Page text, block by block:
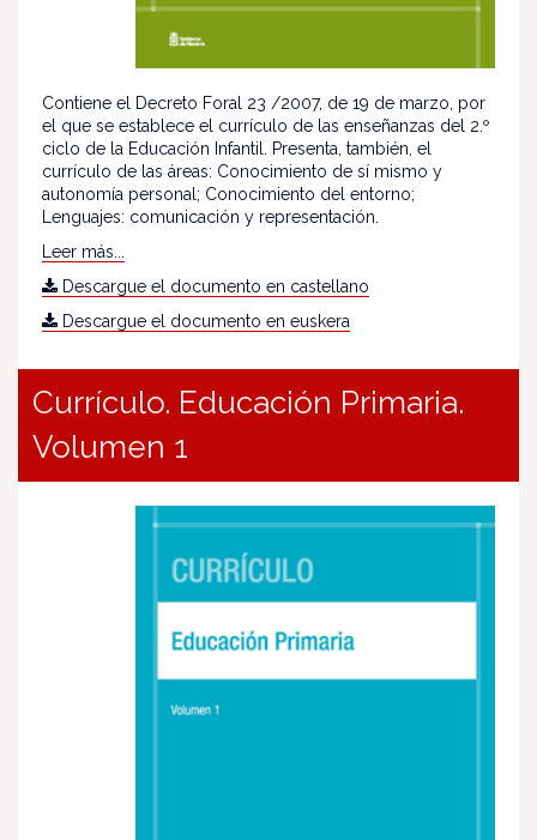
Contiene el Decreto Foral 23 /2007, de 19 de marzo, por
el que se establece el currículo de las enseñanzas del 2.º
ciclo de la Educación Infantil. Presenta, también, el
currículo de las áreas: Conocimiento de sí mismo y
autonomía personal; Conocimiento del entorno;
Lenguajes: comunicación y representación.
Leer más...
Descargue el documento en castellano
Descargue el documento en euskera
Currículo. Educación Primaria.
Volumen 1